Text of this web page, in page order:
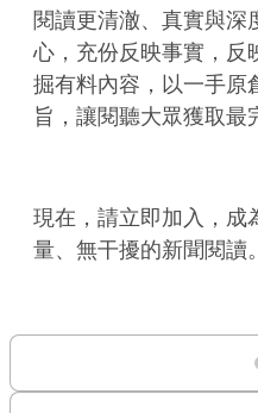
閱讀更清澈、真實與深
心，充份反映事實，反
掘有料內容，以一手原
旨，讓閱聽大眾獲取最
現在，請立即加入，成
量、無干擾的新聞閱讀。